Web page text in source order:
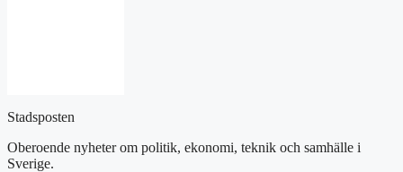
Stadsposten
Oberoende nyheter om politik, ekonomi, teknik och samhälle i
Sverige.